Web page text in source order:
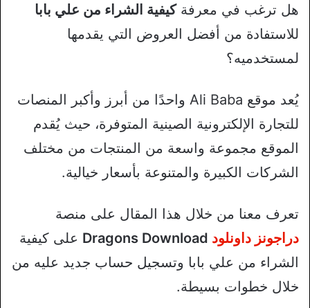
هل ترغب في معرفةكيفية الشراء من علي بابا
للاستفادة من أفضل العروض التي يقدمها
لمستخدميه؟
يُعد موقع Ali Baba واحدًا من أبرز وأكبر المنصات
للتجارة الإلكترونية الصينية المتوفرة، حيث يُقدم
الموقع مجموعة واسعة من المنتجات من مختلف
الشركات الكبيرة والمتنوعة بأسعار خيالية.
تعرف معنا من خلال هذا المقال على منصة
دراجونز داونلود
على كيفية
الشراء من علي بابا وتسجيل حساب جديد عليه من
خلال خطوات بسيطة.